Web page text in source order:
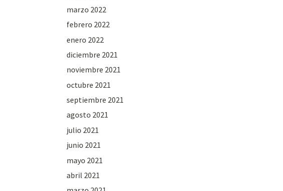
marzo 2022
febrero 2022
enero 2022
diciembre 2021
noviembre 2021
octubre 2021
septiembre 2021
agosto 2021
julio 2021
junio 2021
mayo 2021
abril 2021